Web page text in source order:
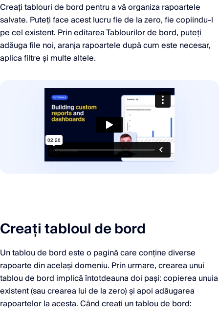
Creați tablouri de bord pentru a vă organiza rapoartele
salvate. Puteți face acest lucru fie de la zero, fie copiindu-l
pe cel existent. Prin editarea Tablourilor de bord, puteți
adăuga file noi, aranja rapoartele după cum este necesar,
aplica filtre și multe altele.
Creați tabloul de bord
Un tablou de bord este o pagină care conține diverse
rapoarte din același domeniu. Prin urmare, crearea unui
tablou de bord implică întotdeauna doi pași: copierea unuia
existent (sau crearea lui de la zero) și apoi adăugarea
rapoartelor la acesta. Când creați un tablou de bord: